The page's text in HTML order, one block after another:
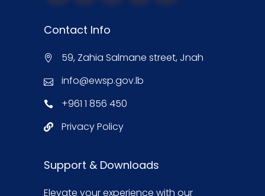
Contact Info
59, Zahia Salmane street, Jnah
info@ewsp.gov.lb
+961 1 856 450
Privacy Policy
Support & Downloads
Elevate your experience with our